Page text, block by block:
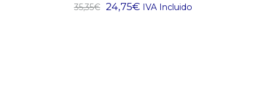
35,35€ 24,75€ IVA Incluido